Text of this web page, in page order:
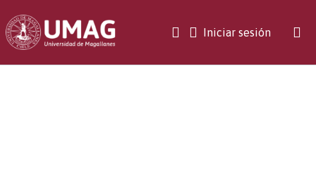
Iniciar sesión(current)